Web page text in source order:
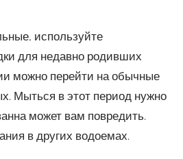
используйте
для недавно родивших
можно перейти на обычные
Мыться в этот период нужно
может вам повредить.
в других водоемах.